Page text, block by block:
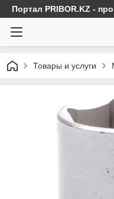
Портал PRIBOR.KZ -
Товары и услуги